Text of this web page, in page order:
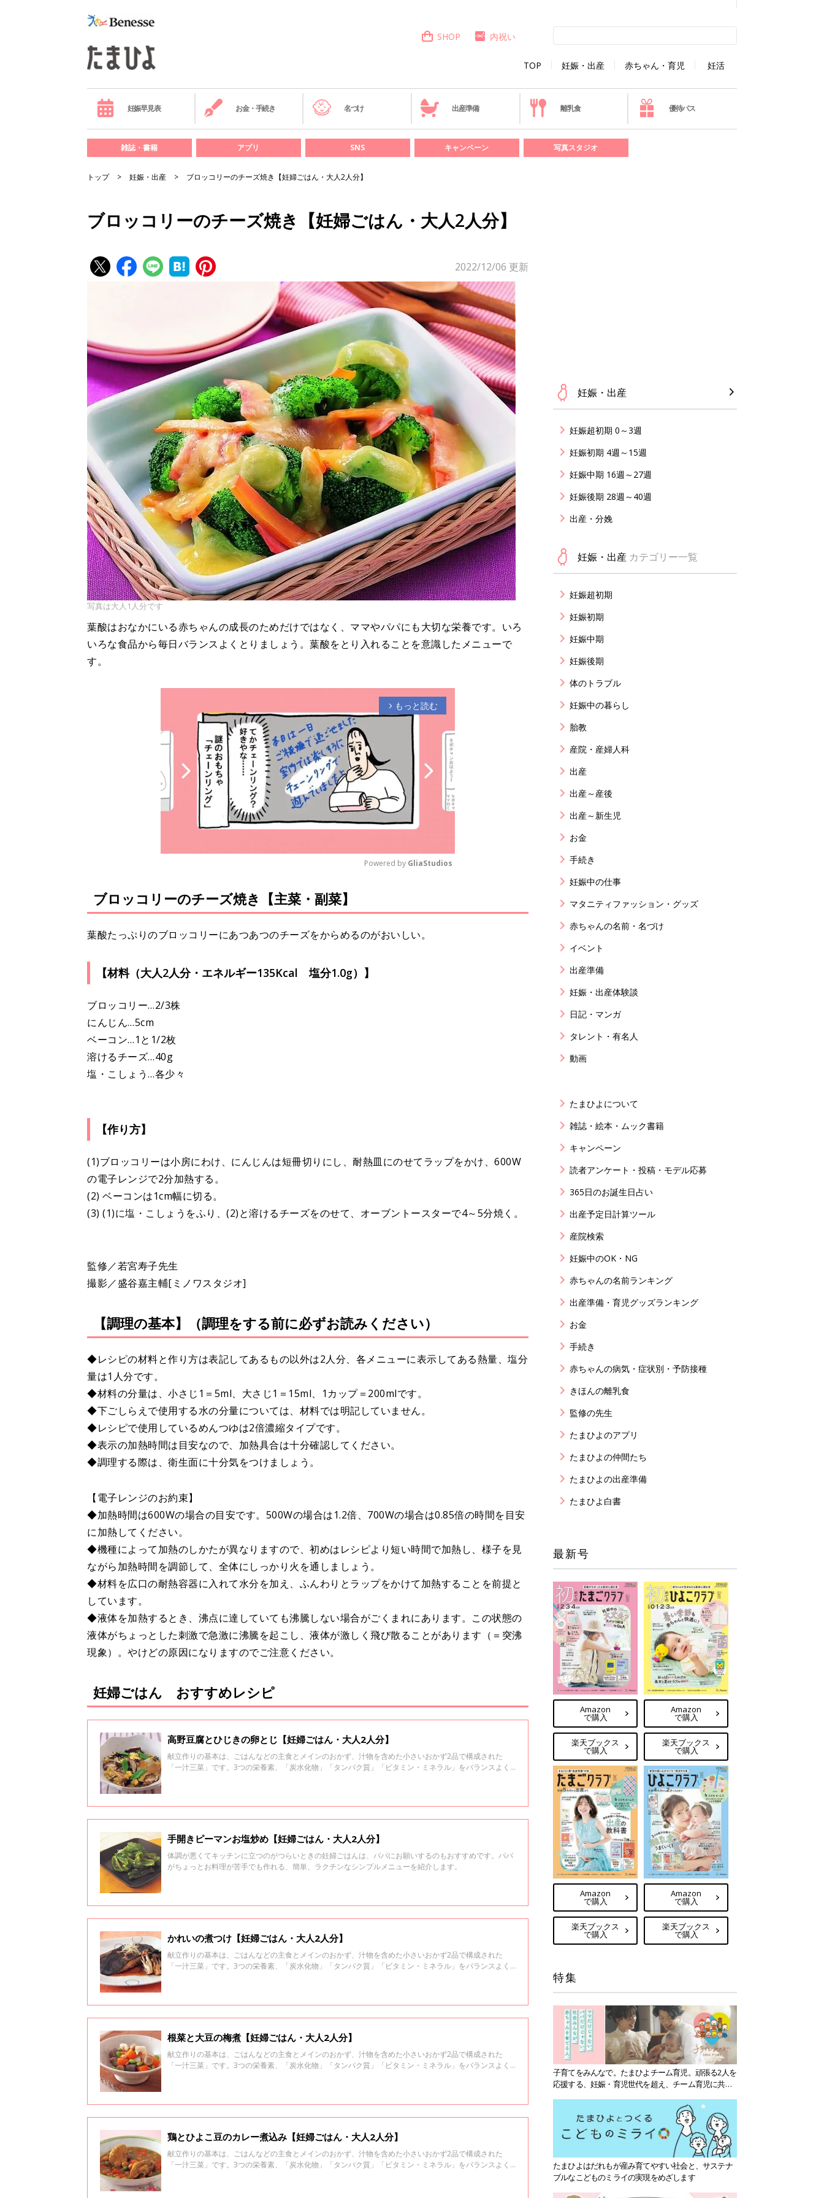
TOP 妊娠・出産 赤ちゃん・育児 妊活
SHOP 内祝い
妊娠早見表 お金・手続き 名づけ 出産準備 離乳食 優待パス
雑誌・書籍 アプリ SNS キャンペーン 写真スタジオ
トップ 妊娠・出産 ブロッコリーのチーズ焼き【妊婦ごはん・大人2人分】
ブロッコリーのチーズ焼き【妊婦ごはん・大人2人分】
2022/12/06 更新
写真は大人1人分です
葉酸はおなかにいる赤ちゃんの成長のためだけではなく、ママやパパにも大切な栄養です。いろ
いろな食品から毎日バランスよくとりましょう。葉酸をとり入れることを意識したメニューで
す。
arrow_forward_ios もっと読む
u
t
Powered by GliaStudios
ブロッコリーのチーズ焼き【主菜・副菜】
葉酸たっぷりのブロッコリーにあつあつのチーズをからめるのがおいしい。
【材料（大人2人分・エネルギー135Kcal 塩分1.0g）】
ブロッコリー…2/3株
にんじん…5cm
ベーコン…1と1/2枚
溶けるチーズ…40g
塩・こしょう…各少々
【作り方】
(1)ブロッコリーは小房にわけ、にんじんは短冊切りにし、耐熱皿にのせてラップをかけ、600W
の電子レンジで2分加熱する。
(2) ベーコンは1cm幅に切る。
(3) (1)に塩・こしょうをふり、(2)と溶けるチーズをのせて、オーブントースターで4～5分焼く。
監修／若宮寿子先生
撮影／盛谷嘉主輔[ミノワスタジオ]
【調理の基本】（調理をする前に必ずお読みください）
◆レシピの材料と作り方は表記してあるもの以外は2人分、各メニューに表示してある熱量、塩分
量は1人分です。
◆材料の分量は、小さじ1＝5ml、大さじ1＝15ml、1カップ＝200mlです。
◆下ごしらえで使用する水の分量については、材料では明記していません。
◆レシピで使用しているめんつゆは2倍濃縮タイプです。
◆表示の加熱時間は目安なので、加熱具合は十分確認してください。
◆調理する際は、衛生面に十分気をつけましょう。
【電子レンジのお約束】
◆加熱時間は600Wの場合の目安です。500Wの場合は1.2倍、700Wの場合は0.85倍の時間を目安
に加熱してください。
◆機種によって加熱のしかたが異なりますので、初めはレシピより短い時間で加熱し、様子を見
ながら加熱時間を調節して、全体にしっかり火を通しましょう。
◆材料を広口の耐熱容器に入れて水分を加え、ふんわりとラップをかけて加熱することを前提と
しています。
◆液体を加熱するとき、沸点に達していても沸騰しない場合がごくまれにあります。この状態の
液体がちょっとした刺激で急激に沸騰を起こし、液体が激しく飛び散ることがあります（＝突沸
現象）。やけどの原因になりますのでご注意ください。
妊婦ごはん おすすめレシピ
高野豆腐とひじきの卵とじ【妊婦ごはん・大人2人分】
献立作りの基本は、ごはんなどの主食とメインのおかず、汁物を含めた小さいおかず2品で構成された
「一汁三菜」です。3つの栄養素、「炭水化物」「タンパク質」「ビタミン・ミネラル」をバランスよく
手開きピーマンお塩炒め【妊婦ごはん・大人2人分】
体調が悪くてキッチンに立つのがつらいときの妊婦ごはんは、パパにお願いするのもおすすめです。パパ
がちょっとお料理が苦手でも作れる、簡単、ラクチンなシンプルメニューを紹介します。
かれいの煮つけ【妊婦ごはん・大人2人分】
献立作りの基本は、ごはんなどの主食とメインのおかず、汁物を含めた小さいおかず2品で構成された
「一汁三菜」です。3つの栄養素、「炭水化物」「タンパク質」「ビタミン・ミネラル」をバランスよく
根菜と大豆の梅煮【妊婦ごはん・大人2人分】
献立作りの基本は、ごはんなどの主食とメインのおかず、汁物を含めた小さいおかず2品で構成された
「一汁三菜」です。3つの栄養素、「炭水化物」「タンパク質」「ビタミン・ミネラル」をバランスよく
鶏とひよこ豆のカレー煮込み【妊婦ごはん・大人2人分】
献立作りの基本は、ごはんなどの主食とメインのおかず、汁物を含めた小さいおかず2品で構成された
「一汁三菜」です。3つの栄養素、「炭水化物」「タンパク質」「ビタミン・ミネラル」をバランスよく
妊娠・出産
妊娠超初期 0～3週
妊娠初期 4週～15週
妊娠中期 16週～27週
妊娠後期 28週～40週
出産・分娩
妊娠・出産 カテゴリー一覧
妊娠超初期
妊娠初期
妊娠中期
妊娠後期
体のトラブル
妊娠中の暮らし
胎教
産院・産婦人科
出産
出産～産後
出産～新生児
お金
手続き
妊娠中の仕事
マタニティファッション・グッズ
赤ちゃんの名前・名づけ
イベント
出産準備
妊娠・出産体験談
日記・マンガ
タレント・有名人
動画
たまひよについて
雑誌・絵本・ムック書籍
キャンペーン
読者アンケート・投稿・モデル応募
365日のお誕生日占い
出産予定日計算ツール
産院検索
妊娠中のOK・NG
赤ちゃんの名前ランキング
出産準備・育児グッズランキング
お金
手続き
赤ちゃんの病気・症状別・予防接種
きほんの離乳食
監修の先生
たまひよのアプリ
たまひよの仲間たち
たまひよの出産準備
たまひよ白書
最新号
Amazon
で購入
楽天ブックス
で購入
Amazon
で購入
楽天ブックス
で購入
Amazon
で購入
楽天ブックス
で購入
Amazon
で購入
楽天ブックス
で購入
特集
子育てをみんなで。たまひよチーム育児。頑張る2人を
応援する、妊娠・育児世代を超え、チーム育児に共感
たまひよはだれもが産み育てやすい社会と、サステナ
ブルなこどものミライの実現をめざします